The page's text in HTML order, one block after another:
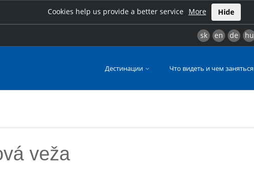
Cookies help us provide a better service More Hide
sk en de hu
Дестинации Что видеть и чем заняться
veža